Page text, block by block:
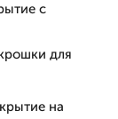
с
для
на